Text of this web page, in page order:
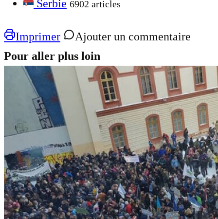
Serbie 6902 articles
Imprimer
Ajouter un commentaire
Pour aller plus loin